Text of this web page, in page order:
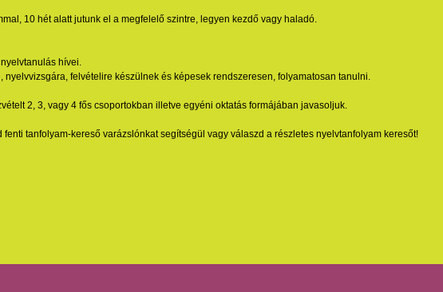
10 hét alatt jutunk el a megfelelő szintre, legyen kezdő vagy haladó.
hívei.
nyelvvizsgára, felvételire készülnek és képesek rendszeresen, folyamatosan tanulni.
2, 3, vagy 4 fős csoportokban illetve egyéni oktatás formájában javasoljuk.
tanfolyam-kereső varázslónkat segítségül vagy válaszd a részletes nyelvtanfolyam keresőt!